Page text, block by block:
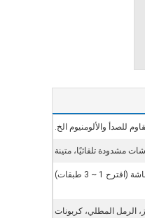
للصدأ والألومنيوم الخ.
مشدودة تلقائيًا، متينة
الرمل المطلي، كربونات